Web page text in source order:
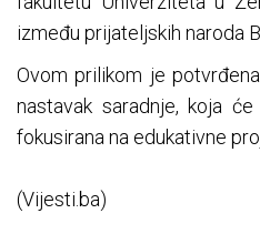
između prijateljskih naroda
Ovom prilikom je
nastavak saradnje, koja
fokusirana na edukativne
(Vijesti.ba)